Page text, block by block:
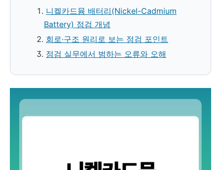
니켈카드뮴 배터리(Nickel-Cadmium
Battery) 점검 개념
회로·구조 원리로 보는 점검 포인트
점검 실무에서 범하는 오류와 오해